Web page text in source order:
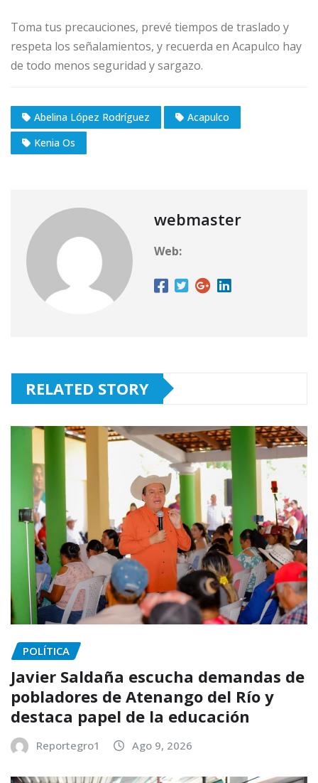
Toma tus precauciones, prevé tiempos de traslado y
respeta los señalamientos, y recuerda en Acapulco hay
de todo menos seguridad y sargazo.
Abelina López Rodríguez
Acapulco
Kenia Os
webmaster
Web:
RELATED STORY
POLÍTICA
Javier Saldaña escucha demandas de
pobladores de Atenango del Río y
destaca papel de la educación
Reportegro1 Ago 9, 2026